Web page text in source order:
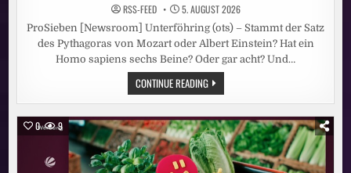
RSS-FEED 5. AUGUST 2026
ProSieben [Newsroom] Unterföhring (ots) – Stammt der Satz
des Pythagoras von Mozart oder Albert Einstein? Hat ein
Homo sapiens sechs Beine? Oder gar acht? Und…
CONTINUE READINGVON
WEM
STAMMT
DER
SATZ
DES
PYTHAGORAS?
MOZART?
DIE
0 9